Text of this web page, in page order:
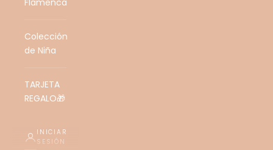
Colección
de Niña
TARJETA
REGALO🎁
INICIAR
SESIÓN